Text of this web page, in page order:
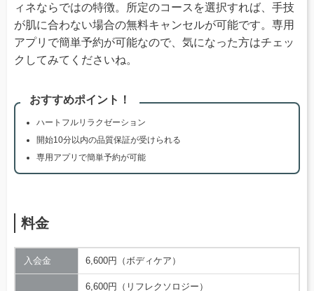
ィネならではの特徴。所定のコースを選択すれば、手技
が肌に合わない場合の無料キャンセルが可能です。専用
アプリで簡単予約が可能なので、気になった方はチェッ
クしてみてくださいね。
おすすめポイント！
ハートフルリラクゼーション
開始10分以内の品質保証が受けられる
専用アプリで簡単予約が可能
料金
入会金 6,600円（ボディケア）
6,600円（リフレクソロジー）